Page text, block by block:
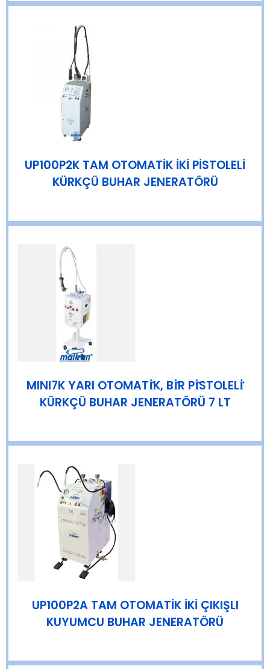
UP100P2K TAM OTOMATİK İKİ PİSTOLELİ
KÜRKÇÜ BUHAR JENERATÖRÜ
MINI7K YARI OTOMATİ̇K, Bİ̇R Pİ̇STOLELİ̇
KÜRKÇÜ BUHAR JENERATÖRÜ 7 LT
UP100P2A TAM OTOMATİK İKİ ÇIKIŞLI
KUYUMCU BUHAR JENERATÖRÜ